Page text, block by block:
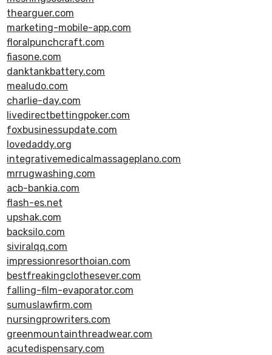
thearguer.com
marketing-mobile-app.com
floralpunchcraft.com
fiasone.com
danktankbattery.com
mealudo.com
charlie-day.com
livedirectbettingpoker.com
foxbusinessupdate.com
lovedaddy.org
integrativemedicalmassageplano.com
mrrugwashing.com
acb-bankia.com
flash-es.net
upshak.com
backsilo.com
siviralqq.com
impressionresorthoian.com
bestfreakingclothesever.com
falling-film-evaporator.com
sumuslawfirm.com
nursingprowriters.com
greenmountainthreadwear.com
acutedispensary.com